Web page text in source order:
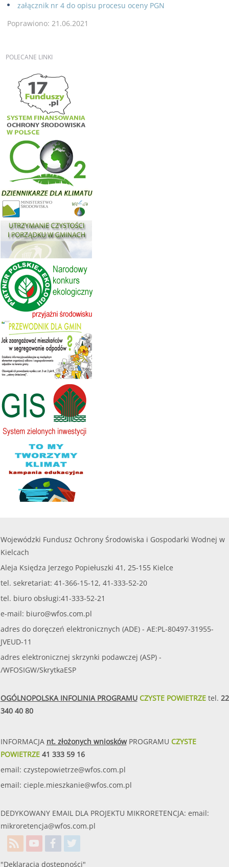
załącznik nr 4 do opisu procesu oceny PGN
Poprawiono: 21.06.2021
POLECANE LINKI
Wojewódzki Fundusz Ochrony Środowiska i Gospodarki Wodnej w
Kielcach
Aleja Księdza Jerzego Popiełuszki 41, 25-155 Kielce
tel. sekretariat: 41-366-15-12, 41-333-52-20
tel. biuro obsługi:41-333-52-21
e-mail: biuro@wfos.com.pl
adres do doręczeń elektronicznych (ADE) - AE:PL-80497-31955-
JVEUD-11
adres elektronicznej skrzynki podawczej (ASP) -
/WFOSIGW/SkrytkaESP
OGÓLNOPOLSKA INFOLINIA PROGRAMUCZYSTE POWIETRZEtel. 22
340 40 80
INFORMACJA nt. złożonych wnioskówPROGRAMU CZYSTE
POWIETRZE41 333 59 16
email: czystepowietrze@wfos.com.pl
email: cieple.mieszkanie@wfos.com.pl
DEDYKOWANY EMAIL DLA PROJEKTU MIKRORETENCJA: email:
mikroretencja@wfos.com.pl
"Deklaracja dostępności"